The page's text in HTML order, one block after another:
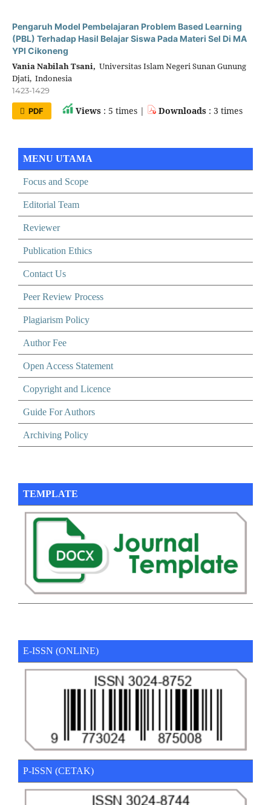
Pengaruh Model Pembelajaran Problem Based Learning
(PBL) Terhadap Hasil Belajar Siswa Pada Materi Sel Di MA
YPI Cikoneng
Vania Nabilah Tsani, Universitas Islam Negeri Sunan Gunung
Djati, Indonesia
1423-1429
PDF Views : 5 times | Downloads : 3 times
MENU UTAMA
Focus and Scope
Editorial Team
Reviewer
Publication Ethics
Contact Us
Peer Review Process
Plagiarism Policy
Author Fee
Open Access Statement
Copyright and Licence
Guide For Authors
Archiving Policy
TEMPLATE
E-ISSN (ONLINE)
P-ISSN (CETAK)